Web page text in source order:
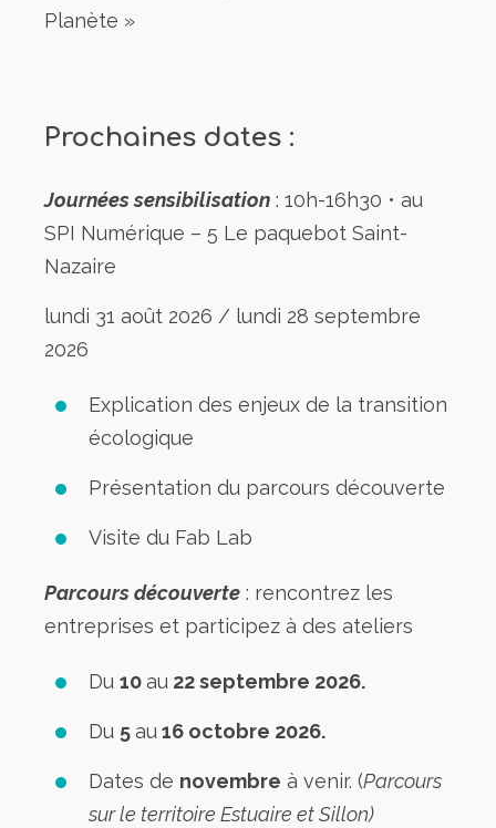
Planète »
Prochaines dates :
Journées sensibilisation : 10h-16h30 • au
SPI Numérique – 5 Le paquebot Saint-
Nazaire
lundi 31 août 2026 / lundi 28 septembre
2026
Explication des enjeux de la transition
écologique
Présentation du parcours découverte
Visite du Fab Lab
Parcours découverte : rencontrez les
entreprises et participez à des ateliers
Du 10au 22 septembre 2026.
Du 5au16 octobre 2026.
Dates de novembre à venir. (Parcours
sur le territoire Estuaire et Sillon)